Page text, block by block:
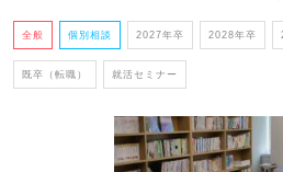
全般 個別相談 2027年卒 2028年卒
既卒（転職） 就活セミナー